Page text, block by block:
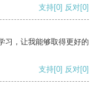
支持[0] 反对[0]
习，让我能够取得更好的
支持[0] 反对[0]